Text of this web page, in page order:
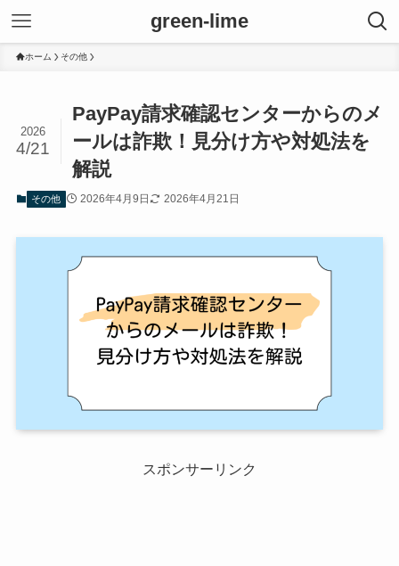
green-lime
ホーム その他
PayPay請求確認センターからのメ
ールは詐欺！見分け方や対処法を
解説
2026
4/21
その他 2026年4月9日 2026年4月21日
スポンサーリンク